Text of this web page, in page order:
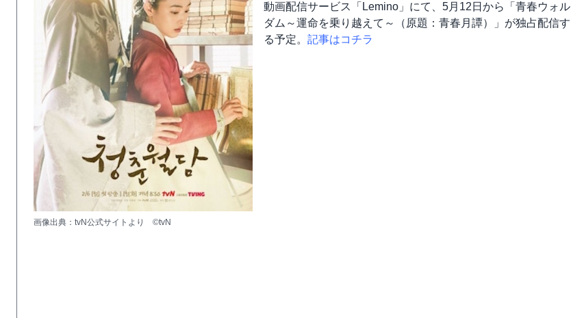
画像出典：tvN公式サイトより ©tvN
動画配信サービス「Lemino」にて、5月12日から「青春ウォル
ダム～運命を乗り越えて～（原題：青春月譚）」が独占配信す
る予定。 記事はコチラ